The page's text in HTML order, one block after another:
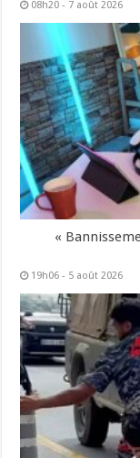
08h20 - 7 août 2026
«
19h06 - 5 août 2026